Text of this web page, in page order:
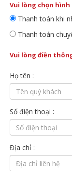
Vui lòng chọn
Thanh toán khi
Thanh toán
Vui lòng điền
Họ tên :
Số điện thoại :
Địa chỉ :